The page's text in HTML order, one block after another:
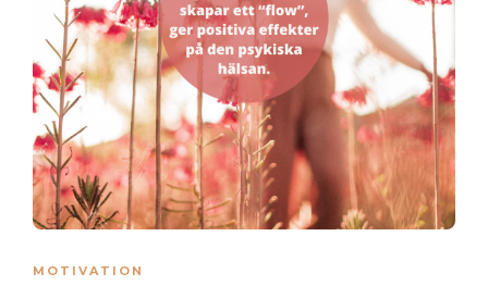
MOTIVATION